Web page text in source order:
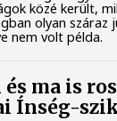
közé került,
olyan száraz
nem volt példa.
ma is
Ínség-